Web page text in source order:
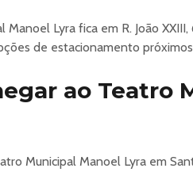
Manoel Lyra fica em R. João
de estacionamento
ao Teatro
Municipal Manoel Lyra em